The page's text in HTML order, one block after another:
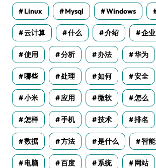
Linux Mysql Windows
云计算 什么 介绍 企业
使用 分析 办法 华为
哪些 处理 如何 安全
小米 应用 微软 怎么
怎样 手机 技术 排名
数据 方法 是什么 智能
电脑 百度 系统 网站